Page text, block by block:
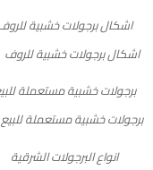
اشكال برجولات خشبية للروف
برجولات خشبية مستعملة للبيع